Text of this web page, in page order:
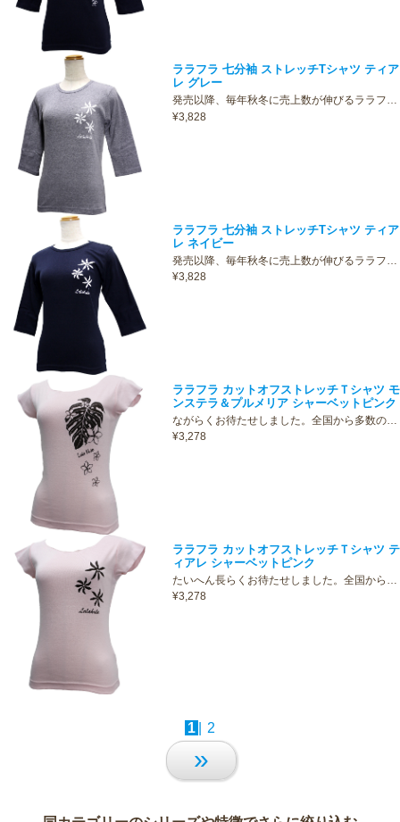
ララフラ 七分袖 ストレッチTシャツ ティア
レ グレー
発売以降、毎年秋冬に売上数が伸びるララフ…
¥3,828
ララフラ 七分袖 ストレッチTシャツ ティア
レ ネイビー
発売以降、毎年秋冬に売上数が伸びるララフ…
¥3,828
ララフラ カットオフストレッチＴシャツ モ
ンステラ＆プルメリア シャーベットピンク
ながらくお待たせしました。全国から多数の…
¥3,278
ララフラ カットオフストレッチＴシャツ テ
ィアレ シャーベットピンク
たいへん長らくお待たせしました。全国から…
¥3,278
1 2
»